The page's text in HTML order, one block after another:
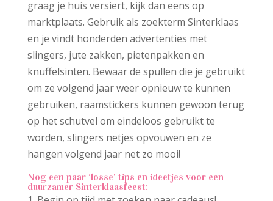
graag je huis versiert, kijk dan eens op
marktplaats. Gebruik als zoekterm Sinterklaas
en je vindt honderden advertenties met
slingers, jute zakken, pietenpakken en
knuffelsinten. Bewaar de spullen die je gebruikt
om ze volgend jaar weer opnieuw te kunnen
gebruiken, raamstickers kunnen gewoon terug
op het schutvel om eindeloos gebruikt te
worden, slingers netjes opvouwen en ze
hangen volgend jaar net zo mooi!
Nog een paar ‘losse’ tips en ideetjes voor een
duurzamer Sinterklaasfeest: